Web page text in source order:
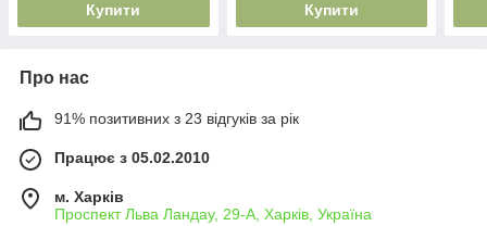
Купити Купити
Про нас
91% позитивних з 23 відгуків за рік
Працює з 05.02.2010
м. Харків
Проспект Льва Ландау, 29-А, Харків, Україна